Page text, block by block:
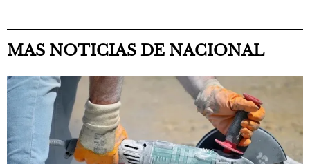
MAS NOTICIAS DE NACIONAL